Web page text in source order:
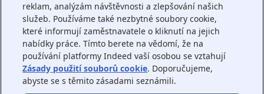
reklam, analýzám návštěvnosti a zlepšování našich
služeb. Používáme také nezbytné soubory cookie,
které informují zaměstnavatele o kliknutí na jejich
nabídky práce. Tímto berete na vědomí, že na
používání platformy Indeed vaší osobou se vztahují
Zásady použití souborů cookie. Doporučujeme,
abyste se s těmito zásadami seznámili.